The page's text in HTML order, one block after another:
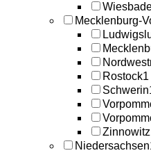
Mecklenburg-
Rostock1
Schwerin
Zinnowitz
Niedersachsen